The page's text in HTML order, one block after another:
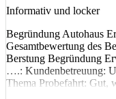
Informativ und locker
Begründung Autohaus
Gesamtbewertung des
Berstung Begründung
….: Kundenbetreuung:
Thema Probefahrt: Gut,